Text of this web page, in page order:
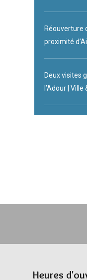
Réouverture
proximité
Deux visites
l’Adour |
Heures